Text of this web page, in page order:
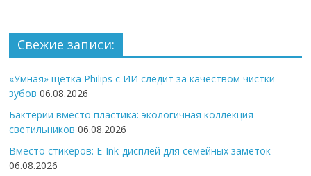
Свежие записи:
«Умная» щётка Philips с ИИ следит за качеством чистки
зубов 06.08.2026
Бактерии вместо пластика: экологичная коллекция
светильников 06.08.2026
Вместо стикеров: E-Ink-дисплей для семейных заметок
06.08.2026